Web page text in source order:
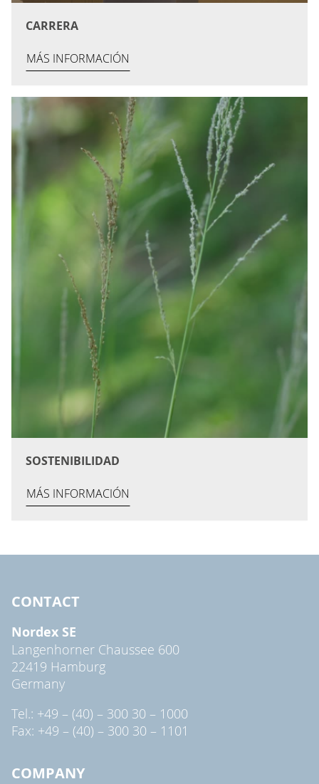
CARRERA
MÁS INFORMACIÓN
SOSTENIBILIDAD
MÁS INFORMACIÓN
CONTACT
Nordex SE
Langenhorner Chaussee 600
22419 Hamburg
Germany
Tel.: +49 – (40) – 300 30 – 1000
Fax: +49 – (40) – 300 30 – 1101
COMPANY